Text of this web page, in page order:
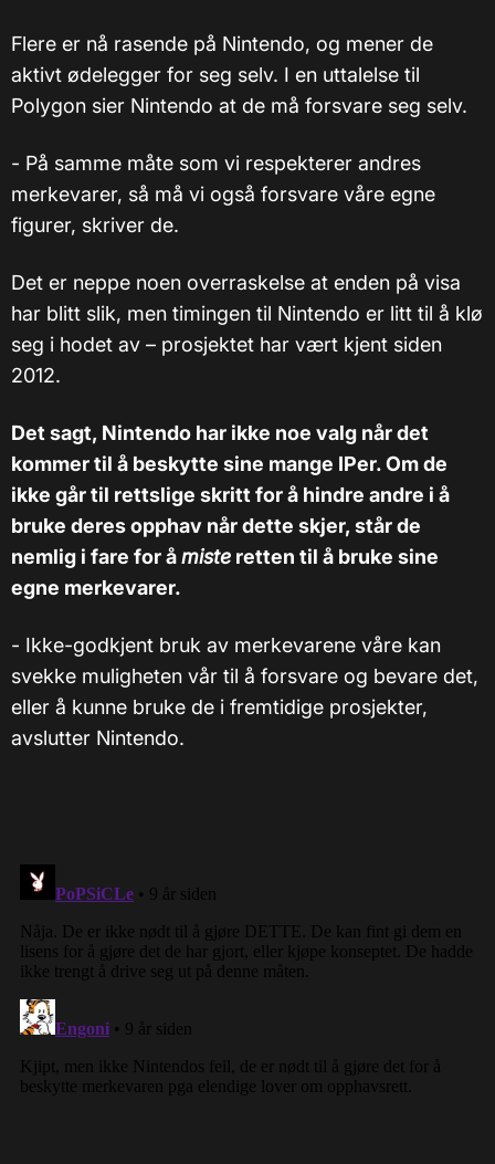
Flere er nå rasende på Nintendo, og mener de
aktivt ødelegger for seg selv. I en uttalelse til
Polygon sier Nintendo at de må forsvare seg selv.
- På samme måte som vi respekterer andres
merkevarer, så må vi også forsvare våre egne
figurer, skriver de.
Det er neppe noen overraskelse at enden på visa
har blitt slik, men timingen til Nintendo er litt til å klø
seg i hodet av – prosjektet har vært kjent siden
2012.
Det sagt, Nintendo har ikke noe valg når det
kommer til å beskytte sine mange IPer. Om de
ikke går til rettslige skritt for å hindre andre i å
bruke deres opphav når dette skjer, står de
nemlig i fare for åmiste retten til å bruke sine
egne merkevarer.
- Ikke-godkjent bruk av merkevarene våre kan
svekke muligheten vår til å forsvare og bevare det,
eller å kunne bruke de i fremtidige prosjekter,
avslutter Nintendo.